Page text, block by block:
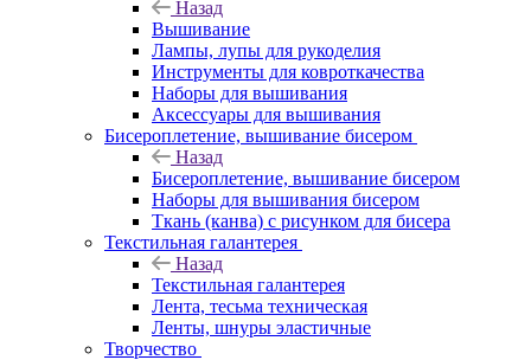
Назад
Вышивание
Лампы, лупы для рукоделия
Инструменты для ковроткачества
Наборы для вышивания
Аксессуары для вышивания
Бисероплетение, вышивание бисером
Назад
Бисероплетение, вышивание бисером
Наборы для вышивания бисером
Ткань (канва) с рисунком для бисера
Текстильная галантерея
Назад
Текстильная галантерея
Лента, тесьма техническая
Ленты, шнуры эластичные
Творчество